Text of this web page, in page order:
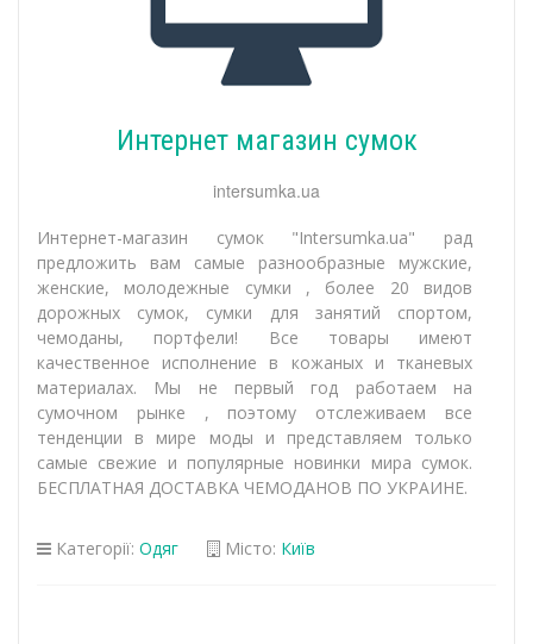
Интернет магазин сумок
intersumka.ua
Интернет-магазин сумок "Intersumka.ua" рад
предложить вам самые разнообразные мужские,
женские, молодежные сумки , более 20 видов
дорожных сумок, сумки для занятий спортом,
чемоданы, портфели! Все товары имеют
качественное исполнение в кожаных и тканевых
материалах. Мы не первый год работаем на
сумочном рынке , поэтому отслеживаем все
тенденции в мире моды и представляем только
самые свежие и популярные новинки мира сумок.
БЕСПЛАТНАЯ ДОСТАВКА ЧЕМОДАНОВ ПО УКРАИНЕ.
Категорії: Одяг Місто: Київ